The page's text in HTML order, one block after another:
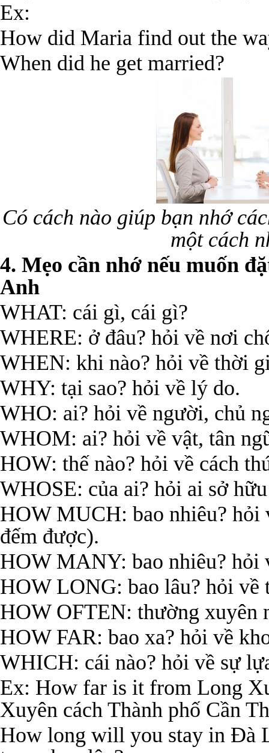
Ex:
How did Maria find out the
When did he get married?
Có cách nào giúp bạn nhớ
một cách
4. Mẹo cần nhớ nếu muốn
Anh
WHAT: cái gì, cái gì?
WHERE: ở đâu? hỏi về nơi
WHEN: khi nào? hỏi về thời
WHY: tại sao? hỏi về lý do.
WHO: ai? hỏi về người, chủ
WHOM: ai? hỏi về vật, tân
HOW: thế nào? hỏi về cách
WHOSE: của ai? hỏi ai sở
HOW MUCH: bao nhiêu? hỏi
đếm được).
HOW MANY: bao nhiêu? hỏi
HOW LONG: bao lâu? hỏi về
HOW OFTEN: thường xuyên
HOW FAR: bao xa? hỏi về
WHICH: cái nào? hỏi về sự
Ex: How far is it from Long
Xuyên cách Thành phố Cần
How long will you stay in Đà